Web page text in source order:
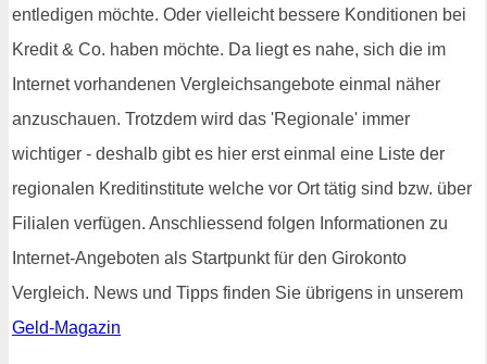
entledigen möchte. Oder vielleicht bessere Konditionen bei
Kredit & Co. haben möchte. Da liegt es nahe, sich die im
Internet vorhandenen Vergleichsangebote einmal näher
anzuschauen. Trotzdem wird das 'Regionale' immer
wichtiger - deshalb gibt es hier erst einmal eine Liste der
regionalen Kreditinstitute welche vor Ort tätig sind bzw. über
Filialen verfügen. Anschliessend folgen Informationen zu
Internet-Angeboten als Startpunkt für den Girokonto
Vergleich. News und Tipps finden Sie übrigens in unserem
Geld-Magazin